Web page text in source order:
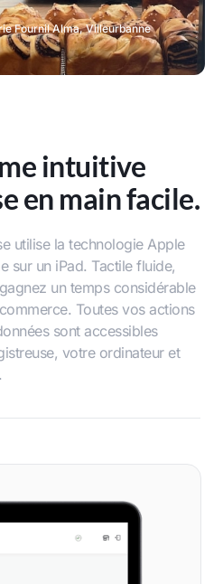
intuitive
en main facile.
utilise la technologie Apple
sur un iPad. Tactile fluide,
un temps considérable
Toutes vos actions
sont accessibles
votre ordinateur et
Fournil Alma, Villeurbanne